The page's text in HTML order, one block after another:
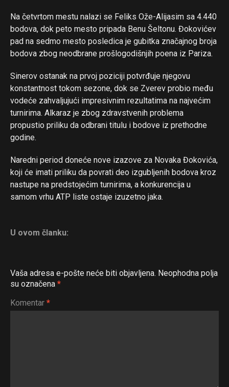
Na četvrtom mestu nalazi se Feliks Ože-Alijasim sa 4.440
bodova, dok peto mesto pripada Benu Šeltonu. Đokovićev
pad na sedmo mesto posledica je gubitka značajnog broja
bodova zbog neodbrane prošlogodišnjih poena iz Pariza.
Sinerov ostanak na prvoj poziciji potvrđuje njegovu
konstantnost tokom sezone, dok se Zverev probio među
vodeće zahvaljujući impresivnim rezultatima na najvećim
turnirima. Alkaraz je zbog zdravstvenih problema
propustio priliku da odbrani titulu i bodove iz prethodne
godine.
Naredni period doneće nove izazove za Novaka Đokovića,
koji će imati priliku da povrati deo izgubljenih bodova kroz
nastupe na predstojećim turnirima, a konkurencija u
samom vrhu ATP liste ostaje izuzetno jaka.
U ovom članku:
Vaša adresa e-pošte neće biti objavljena. Neophodna polja
su označena *
Komentar *
Whatsapp